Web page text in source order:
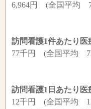
6,964円 (全国平均
訪問看護1件あたり
77千円 (全国平均 73
訪問看護1日あたり
12千円 (全国平均 12